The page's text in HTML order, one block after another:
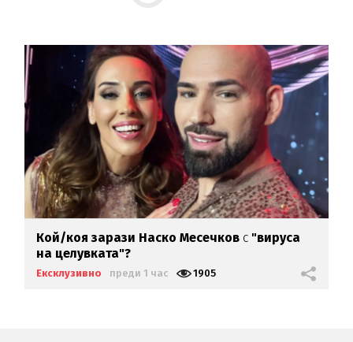
Кой/коя зарази Наско Месечков с "вируса
на целувката"?
Ексклузивно преди 1 час 1905